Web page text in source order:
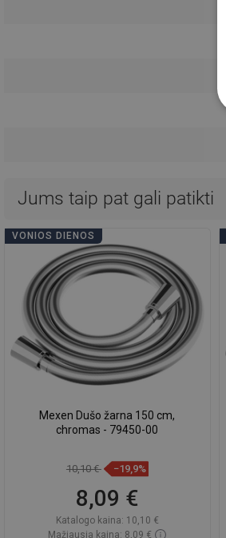
Jums taip pat gali patikti
VONIOS DIENOS
Mexen Dušo žarna 150 cm,
chromas - 79450-00
10,10 € −19,9%
8,09 €
Katalogo kaina: 10,10 €
Mažiausia kaina: 8,09 €